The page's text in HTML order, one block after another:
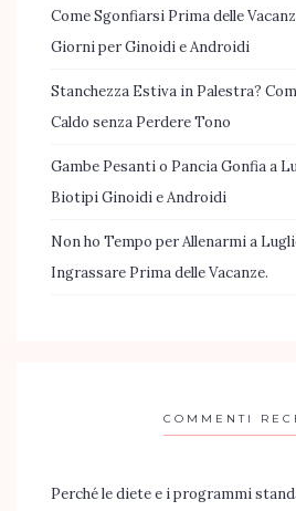
Come Sgonfiarsi Prima delle
Giorni per Ginoidi e Androidi
Stanchezza Estiva in Palestra?
Caldo senza Perdere Tono
Gambe Pesanti o Pancia Gonfia a
Biotipi Ginoidi e Androidi
Non ho Tempo per Allenarmi a
Ingrassare Prima delle Vacanze.
COMMENTI
Perché le diete e i programmi